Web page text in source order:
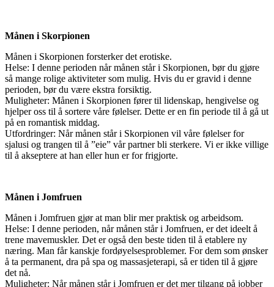
Månen i Skorpionen
Månen i Skorpionen forsterker det erotiske.
Helse: I denne perioden når månen står i Skorpionen, bør du gjøre
så mange rolige aktiviteter som mulig. Hvis du er gravid i denne
perioden, bør du være ekstra forsiktig.
Muligheter: Månen i Skorpionen fører til lidenskap, hengivelse og
hjelper oss til å sortere våre følelser. Dette er en fin periode til å gå ut
på en romantisk middag.
Utfordringer: Når månen står i Skorpionen vil våre følelser for
sjalusi og trangen til å ”eie” vår partner bli sterkere. Vi er ikke villige
til å akseptere at han eller hun er for frigjorte.
Månen i Jomfruen
Månen i Jomfruen gjør at man blir mer praktisk og arbeidsom.
Helse: I denne perioden, når månen står i Jomfruen, er det ideelt å
trene mavemuskler. Det er også den beste tiden til å etablere ny
næring. Man får kanskje fordøyelsesproblemer. For dem som ønsker
å ta permanent, dra på spa og massasjeterapi, så er tiden til å gjøre
det nå.
Muligheter: Når månen står i Jomfruen er det mer tilgang på jobber